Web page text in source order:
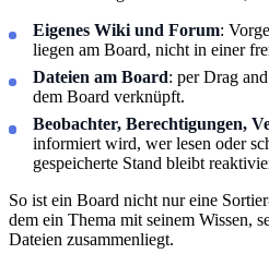
Eigenes Wiki und Forum:
liegen am Board, nicht in einer
Dateien am Board: per Drag
dem Board verknüpft.
Beobachter, Berechtigungen,
informiert wird, wer lesen oder
gespeicherte Stand bleibt
So ist ein Board nicht nur eine
dem ein Thema mit seinem Wissen,
Dateien zusammenliegt.